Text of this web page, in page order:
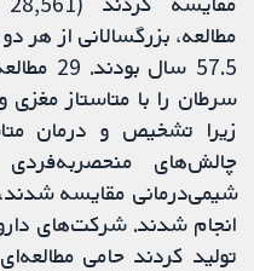
مطالعه، بزرگسالانی از هر
57.5
سرطان را با متاستاز
زیرا تشخیص و درمان
چالش‌های
شیمی‌درمانی مقایسه شدند،
انجام شدند. شرکت‌های
تولید کردند حامی